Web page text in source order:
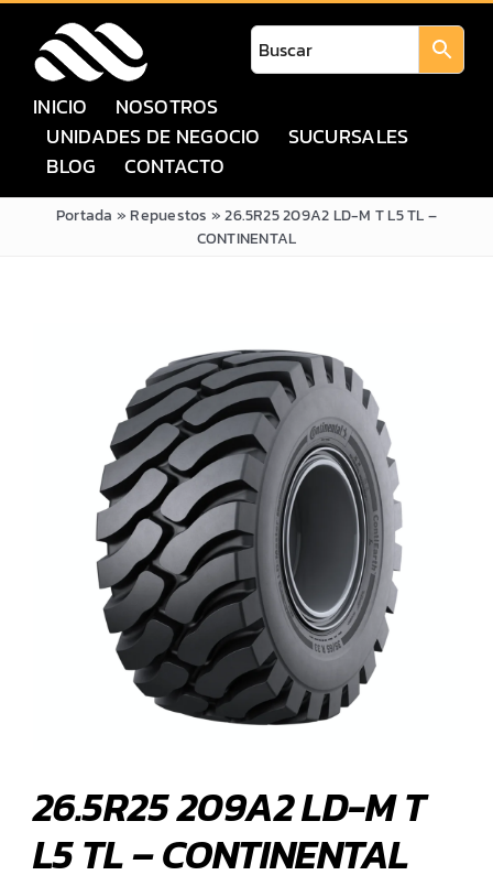
Saltar
contenido
INICIO
NOSOTROS
UNIDADES DE NEGOCIO
SUCURSALES
BLOG
CONTACTO
Portada » Repuestos »26.5R25 209A2 LD-M T L5 TL –
CONTINENTAL
26.5R25 209A2 LD-M T
L5 TL – CONTINENTAL